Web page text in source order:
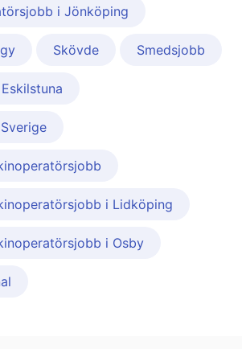
i Jönköping
Skövde Smedsjobb
i Lidköping
i Osby